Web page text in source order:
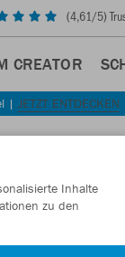
(4,61/5)
CREATOR
| JETZT ENTDECKEN
JAKO
Inhalte
zu den